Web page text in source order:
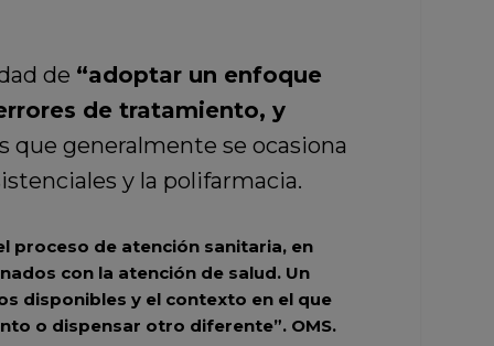
de “adoptar un enfoque
de tratamiento, y
que generalmente se ocasiona
y la polifarmacia.
proceso de atención sanitaria, en
con la atención de salud. Un
disponibles y el contexto en el que
o dispensar otro diferente”. OMS.